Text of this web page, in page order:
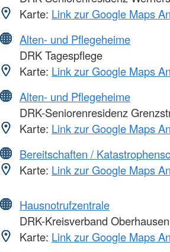
Karte: Link zur Google Maps
Alten- und Pflegeheime
DRK Tagespflege
Karte: Link zur Google Maps
Alten- und Pflegeheime
DRK-Seniorenresidenz
Karte: Link zur Google Maps
Bereitschaften /
Karte: Link zur Google Maps
Hausnotrufzentrale
DRK-Kreisverband
Karte: Link zur Google Maps